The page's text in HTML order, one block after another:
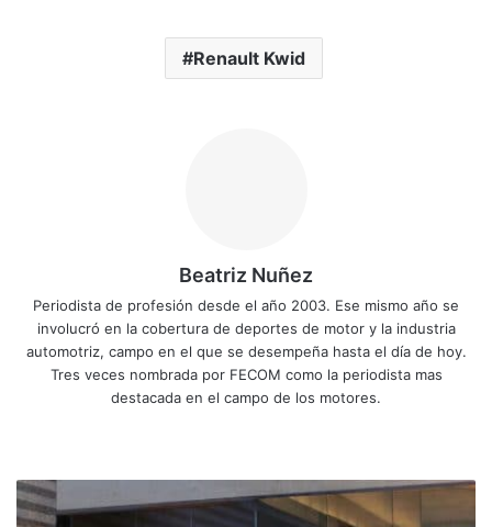
Renault Kwid
Beatriz Nuñez
Periodista de profesión desde el año 2003. Ese mismo año se
involucró en la cobertura de deportes de motor y la industria
automotriz, campo en el que se desempeña hasta el día de hoy.
Tres veces nombrada por FECOM como la periodista mas
destacada en el campo de los motores.
Así
es